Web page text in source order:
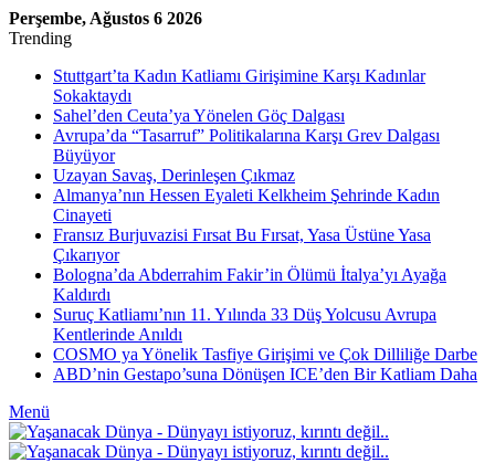
Perşembe, Ağustos 6 2026
Trending
Stuttgart’ta Kadın Katliamı Girişimine Karşı Kadınlar
Sokaktaydı
Sahel’den Ceuta’ya Yönelen Göç Dalgası
Avrupa’da “Tasarruf” Politikalarına Karşı Grev Dalgası
Büyüyor
Uzayan Savaş, Derinleşen Çıkmaz
Almanya’nın Hessen Eyaleti Kelkheim Şehrinde Kadın
Cinayeti
Fransız Burjuvazisi Fırsat Bu Fırsat, Yasa Üstüne Yasa
Çıkarıyor
Bologna’da Abderrahim Fakir’in Ölümü İtalya’yı Ayağa
Kaldırdı
Suruç Katliamı’nın 11. Yılında 33 Düş Yolcusu Avrupa
Kentlerinde Anıldı
COSMO ya Yönelik Tasfiye Girişimi ve Çok Dilliliğe Darbe
ABD’nin Gestapo’suna Dönüşen ICE’den Bir Katliam Daha
Menü